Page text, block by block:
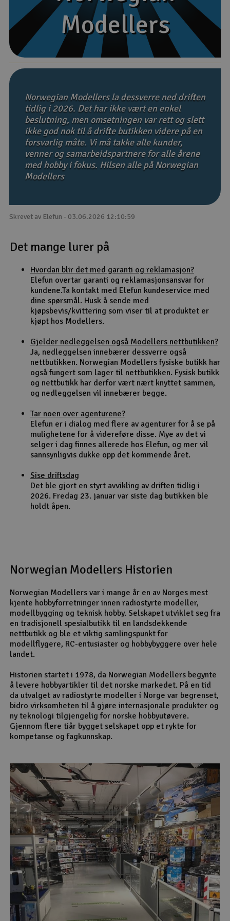
Båter
Droner
Droner for FPV
Fly
Helikopter
Kamerautstyr
Modellbygging, LEGO & byggesett
Outlet
Radioutstyr
Raketter
Smarthjem, lek & hobby
Solenergi
Sparkesykler & elkjøretøy
Gavekort
Modellers
Modellers
Norwegian Modellers la dessverre ned driften
tidlig i 2026. Det har ikke vært en enkel
beslutning, men omsetningen var rett og slett
ikke god nok til å drifte butikken videre på en
forsvarlig måte. Vi må takke alle kunder,
venner og samarbeidspartnere for alle årene
med hobby i fokus. Hilsen alle på Norwegian
Modellers
Skrevet av Elefun - 03.06.2026 12:10:59
Det mange lurer på
Hvordan blir det med garanti og reklamasjon?
Elefun overtar garanti og reklamasjonsansvar for
kundene.Ta kontakt med Elefun kundeservice med
dine spørsmål. Husk å sende med
kjøpsbevis/kvittering som viser til at produktet er
kjøpt hos Modellers.
Gjelder nedleggelsen også Modellers nettbutikken?
Ja, nedleggelsen innebærer dessverre også
nettbutikken. Norwegian Modellers fysiske butikk har
også fungert som lager til nettbutikken. Fysisk butikk
og nettbutikk har derfor vært nært knyttet sammen,
og nedleggelsen vil innebærer begge.
Tar noen over agenturene?
Elefun er i dialog med flere av agenturer for å se på
mulighetene for å videreføre disse. Mye av det vi
selger i dag finnes allerede hos Elefun, og mer vil
sannsynligvis dukke opp det kommende året.
Sise driftsdag
Det ble gjort en styrt avvikling av driften tidlig i
2026. Fredag 23. januar var siste dag butikken ble
holdt åpen.
Norwegian Modellers Historien
Norwegian Modellers var i mange år en av Norges mest
kjente hobbyforretninger innen radiostyrte modeller,
modellbygging og teknisk hobby. Selskapet utviklet seg fra
en tradisjonell spesialbutikk til en landsdekkende
nettbutikk og ble et viktig samlingspunkt for
modellflygere, RC-entusiaster og hobbybyggere over hele
landet.
Historien startet i 1978, da Norwegian Modellers begynte
å levere hobbyartikler til det norske markedet. På en tid
da utvalget av radiostyrte modeller i Norge var begrenset,
bidro virksomheten til å gjøre internasjonale produkter og
ny teknologi tilgjengelig for norske hobbyutøvere.
Gjennom flere tiår bygget selskapet opp et rykte for
kompetanse og fagkunnskap.